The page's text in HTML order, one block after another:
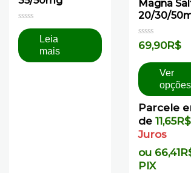
Avaliação
0
5
Leia
mais
Magna
20/30/
Avaliação
0
5
69,90R$
Ver
opções
Parcele
de11,65R$
Juros
ou 66,41
PIX